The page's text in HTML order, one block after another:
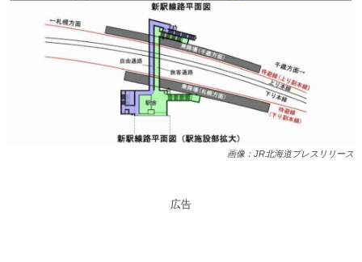
画像：JR北海道プレスリリース
広告